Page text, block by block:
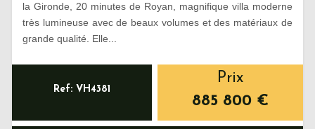
la Gironde, 20 minutes de Royan, magnifique villa moderne
très lumineuse avec de beaux volumes et des matériaux de
grande qualité. Elle...
Ref: VH4381
Prix
885 800 €